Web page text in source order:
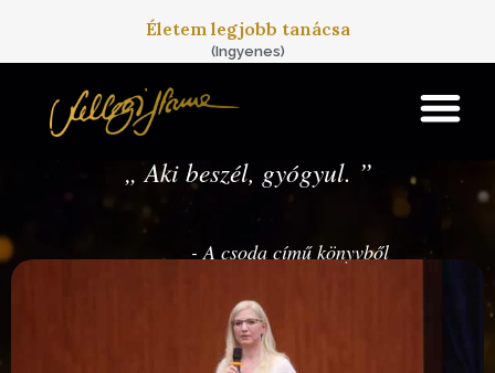
Skip to main contentÉletem legjobb tanácsa
(Ingyenes)
„ Aki beszél, gyógyul. ”
- A csoda című könyvből